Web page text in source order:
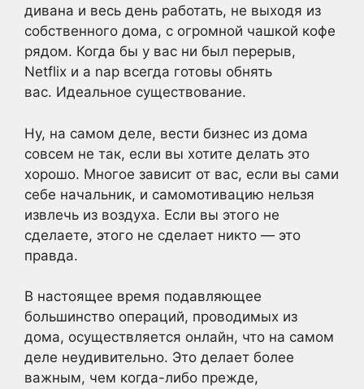
дивана и весь день работать, не выходя из
собственного дома, с огромной чашкой кофе
рядом. Когда бы у вас ни был перерыв,
Netflix и a nap всегда готовы обнять
вас. Идеальное существование.
Ну, на самом деле, вести бизнес из дома
совсем не так, если вы хотите делать это
хорошо. Многое зависит от вас, если вы сами
себе начальник, и самомотивацию нельзя
извлечь из воздуха. Если вы этого не
сделаете, этого не сделает никто — это
правда.
В настоящее время подавляющее
большинство операций, проводимых из
дома, осуществляется онлайн, что на самом
деле неудивительно. Это делает более
важным, чем когда-либо прежде,